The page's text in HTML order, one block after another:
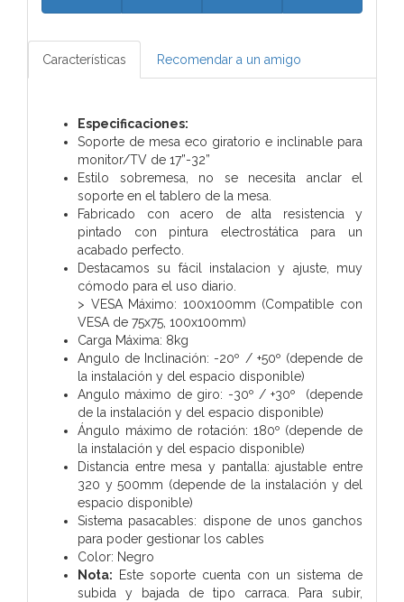
Características Recomendar a un amigo
Especificaciones:
Soporte de mesa eco giratorio e inclinable para
monitor/TV de 17”-32”
Estilo sobremesa, no se necesita anclar el
soporte en el tablero de la mesa.
Fabricado con acero de alta resistencia y
pintado con pintura electrostática para un
acabado perfecto.
Destacamos su fácil instalacion y ajuste, muy
cómodo para el uso diario.
> VESA Máximo: 100x100mm (Compatible con
VESA de 75x75, 100x100mm)
Carga Máxima: 8kg
Angulo de Inclinación: -20º / +50º (depende de
la instalación y del espacio disponible)
Angulo máximo de giro: -30º / +30º (depende
de la instalación y del espacio disponible)
Ángulo máximo de rotación: 180º (depende de
la instalación y del espacio disponible)
Distancia entre mesa y pantalla: ajustable entre
320 y 500mm (depende de la instalación y del
espacio disponible)
Sistema pasacables: dispone de unos ganchos
para poder gestionar los cables
Color: Negro
Nota: Este soporte cuenta con un sistema de
subida y bajada de tipo carraca. Para subir,